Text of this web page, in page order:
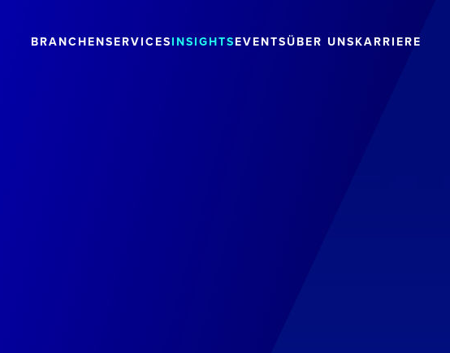
BRANCHENSERVICESINSIGHTSEVENTSÜBER UNSKARRIERE